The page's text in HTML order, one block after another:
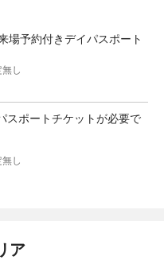
場予約付きデイパスポート
し
スポートチケットが必要で
し
ア